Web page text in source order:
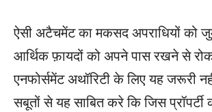
ऐसी अटैचमेंट का मकसद अपराधियों को
आर्थिक फ़ायदों को अपने पास रखने से
एनफोर्समेंट अथॉरिटी के लिए यह जरूरी
सबूतों से यह साबित करे कि जिस प्रॉपर्टी